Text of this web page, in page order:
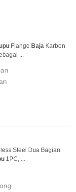
Flange Baja Karbon
...
Steel Dua Bagian
1PC, ...